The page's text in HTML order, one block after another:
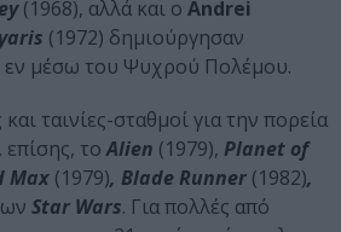
(1968), αλλά και ο Andrei
(1972) δημιούργησαν
εν μέσω του Ψυχρού Πολέμου.
ταινίες-σταθμοί για την πορεία
τοAlien (1979), Planet of
Max (1979), Blade Runner (1982),
Star Wars. Για πολλές από